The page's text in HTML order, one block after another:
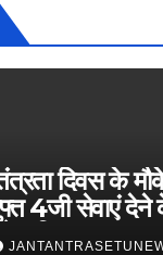
दिवस के
4जी सेवाएं देने
किया